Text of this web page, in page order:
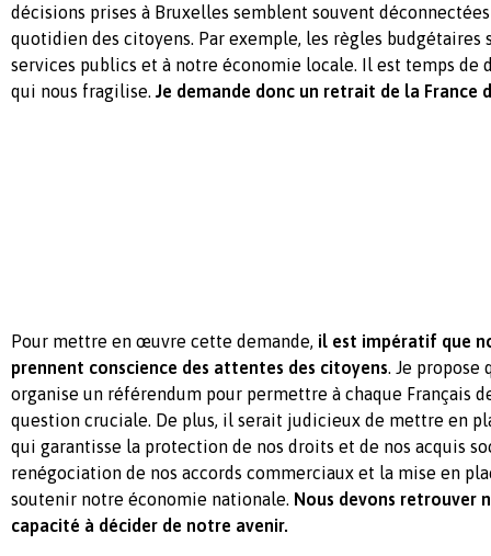
décisions prises à Bruxelles semblent souvent
quotidien des citoyens. Par exemple, les règles budgétaires
services publics et à notre économie locale. Il est temps de
qui nous fragilise. Je demande donc un retrait de la France
Pour mettre en œuvre cette demande, il est impératif que
prennent conscience des attentes des citoyens. Je propose
organise un référendum pour permettre à chaque Français
question cruciale. De plus, il serait judicieux de mettre en
qui garantisse la protection de nos droits et de nos acquis
renégociation de nos accords commerciaux et la mise en
soutenir notre économie nationale. Nous devons retrouver
capacité à décider de notre avenir.